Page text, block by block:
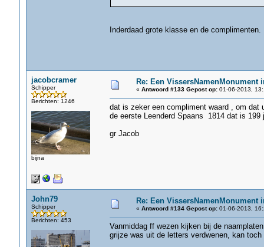
Inderdaad grote klasse en de complimenten.
jacobcramer
Schipper
Berichten: 1246
bijna
Re: Een VissersNamenMonument
« Antwoord #133 Gepost op:01-06-2013,
dat is zeker een compliment waard , om dat
de eerste Leenderd Spaans 1814 dat is 199
gr Jacob
John79
Schipper
Berichten: 453
Re: Een VissersNamenMonument
« Antwoord #134 Gepost op:01-06-2013,
Vanmiddag ff wezen kijken bij de
grijze was uit de letters verdwenen, kan